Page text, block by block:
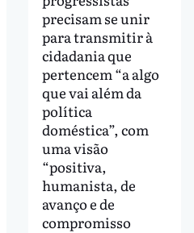
precisam se unir
para transmitir à
cidadania que
pertencem “a algo
que vai além da
política
doméstica”, com
uma visão
“positiva,
humanista, de
avanço e de
compromisso